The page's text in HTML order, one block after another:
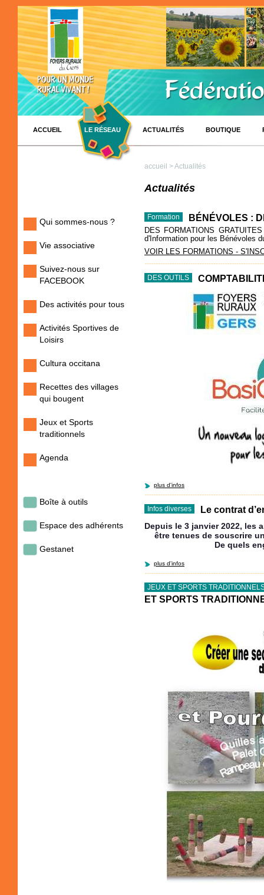
ACCUEIL LE RÉSEAU ACTUALITÉS BOUTIQUE
Qui sommes-nous ?
Vie associative
Suivez-nous sur
FACEBOOK
Des activités pour tous
Activités Sportives de
Loisirs
Cultura occitana
Recettes des villages
qui bougent
Jeux et Sports
traditionnels
Agenda
Boîte à outils
Espace des adhérents
Gestanet
accueil > Actualités
Actualités
Formation BÉNÉVOLES :
DES FORMATIONS
d'Information pour les Bénévoles
VOIR LES FORMATIONS -
DES OUTILS
plus d'infos
Infos diverses Le contrat
Depuis le 3 janvier 2022, les
être tenues de souscrire
De quels
plus d'infos
JEUX ET SPORTS
ET SPORTS